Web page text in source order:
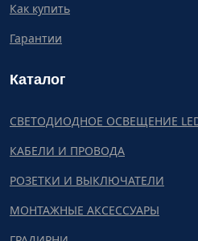
Как купить
Гарантии
Каталог
СВЕТОДИОДНОЕ ОСВЕЩЕНИЕ
КАБЕЛИ И ПРОВОДА
РОЗЕТКИ И ВЫКЛЮЧАТЕЛИ
МОНТАЖНЫЕ АКСЕССУАРЫ